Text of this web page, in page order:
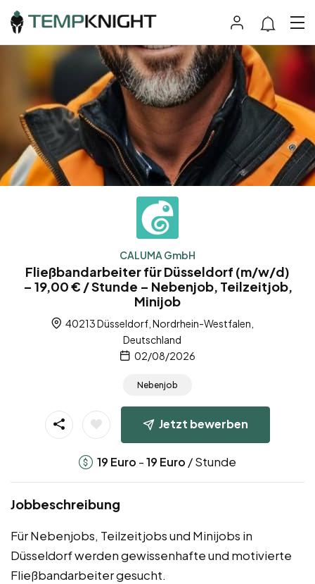
CALUMA GmbH
Fließbandarbeiter für Düsseldorf (m/w/d)
– 19,00 € / Stunde – Nebenjob, Teilzeitjob,
Minijob
40213 Düsseldorf, Nordrhein-Westfalen,
Deutschland
02/08/2026
Nebenjob
Jetzt bewerben
19 Euro -19 Euro / Stunde
Jobbeschreibung
Für Nebenjobs, Teilzeitjobs und Minijobs in
Düsseldorf werden gewissenhafte und motivierte
Fließbandarbeiter gesucht.